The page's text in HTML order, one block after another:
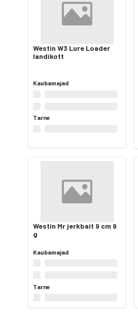
Westin W3 Lure Loader
landikott
Kaubamajad
Tarne
Westin Mr jerkbait 9 cm 9
g
Kaubamajad
Tarne